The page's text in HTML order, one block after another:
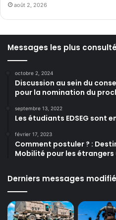
août 2, 2026
Messages les plus
octobre 2, 2024
Discussion au sein du
pour la nomination du
septembre 13, 2022
Les étudiants EDSEG sont
février 17, 2023
Comment postuler ? :
Mobilité pour les étrangers
Derniers messages